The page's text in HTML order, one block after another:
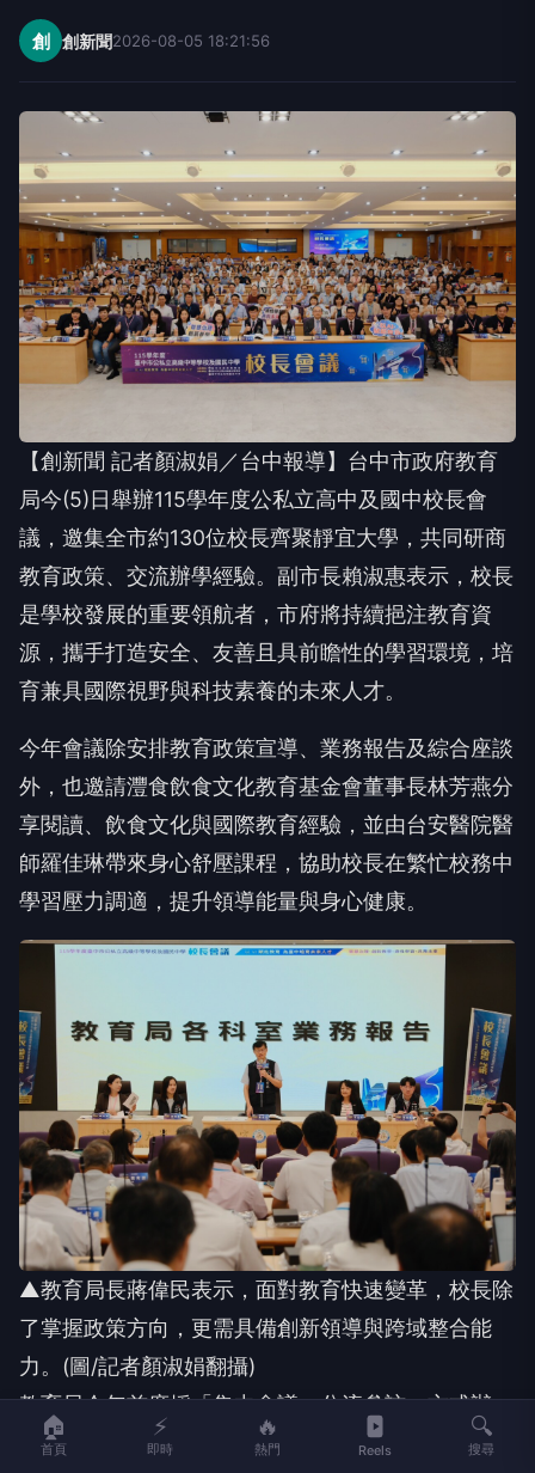
創 創新聞2026-08-05 18:21:56
【創新聞 記者顏淑娟／台中報導】台中市政府教育
局今(5)日舉辦115學年度公私立高中及國中校長會
議，邀集全市約130位校長齊聚靜宜大學，共同研商
教育政策、交流辦學經驗。副市長賴淑惠表示，校長
是學校發展的重要領航者，市府將持續挹注教育資
源，攜手打造安全、友善且具前瞻性的學習環境，培
育兼具國際視野與科技素養的未來人才。
今年會議除安排教育政策宣導、業務報告及綜合座談
外，也邀請灃食飲食文化教育基金會董事長林芳燕分
享閱讀、飲食文化與國際教育經驗，並由台安醫院醫
師羅佳琳帶來身心舒壓課程，協助校長在繁忙校務中
學習壓力調適，提升領導能量與身心健康。
▲教育局長蔣偉民表示，面對教育快速變革，校長除
了掌握政策方向，更需具備創新領導與跨域整合能
力。(圖/記者顏淑娟翻攝)
教育局今年首度採「集中會議、分流參訪」方式辦
理，高中組前往Google板橋辦公室及新北市立泰山
🏠
首頁
⚡
即時
🔥
熱門 Reels
🔍
搜尋